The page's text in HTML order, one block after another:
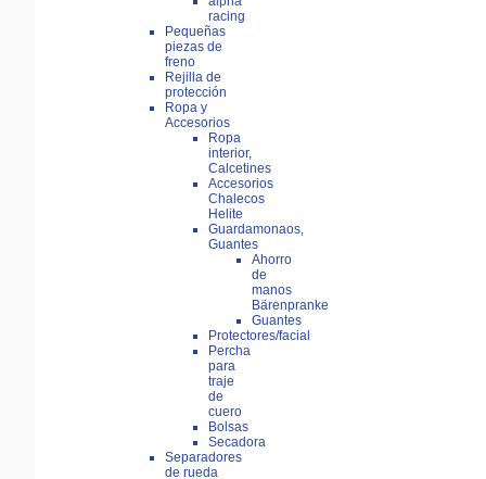
racing
Pequeñas
piezas de
freno
Rejilla de
protección
Ropa y
Accesorios
Ropa
interior,
Calcetines
Accesorios
Chalecos
Helite
Guardamonaos,
Guantes
Ahorro
de
manos
Bärenpranke
Guantes
Protectores/facial
Percha
para
traje
de
cuero
Bolsas
Secadora
Separadores
de rueda